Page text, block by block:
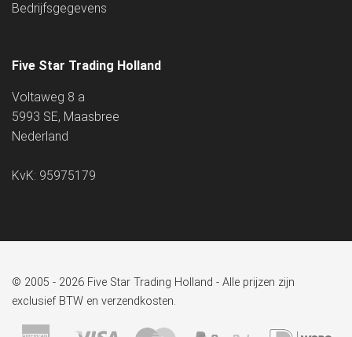
Bedrijfsgegevens
Five Star Trading Holland
Voltaweg 8 a
5993 SE, Maasbree
Nederland
KvK: 95975179
© 2005 - 2026 Five Star Trading Holland - Alle prijzen zijn
exclusief BTW en verzendkosten.